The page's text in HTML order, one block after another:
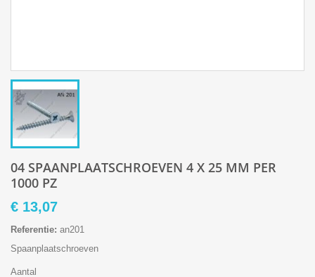
04 SPAANPLAATSCHROEVEN 4 X 25 MM PER
1000 PZ
€ 13,07
Referentie: an201
Spaanplaatschroeven
Aantal